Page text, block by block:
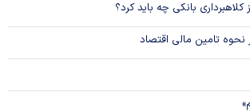
کلاهبرداری بانکی چه باید کرد؟
نحوه تامین مالی اقتصاد